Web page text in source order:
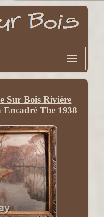
Sur Bois Rivière
Encadré Tbe 1938